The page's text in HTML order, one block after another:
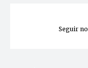
Seguir no